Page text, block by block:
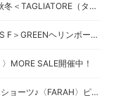
【新入荷】2026年秋冬＜TAGLIATORE（タリアトーレ）＞ダブルブレストジャケット
【新入荷】＜BEAMS F＞GREENヘリンボーンジャケット
MORE SALE開催中！
GOODシルエットなショーツ♪〈FARAH〉ピンタックショーツ！